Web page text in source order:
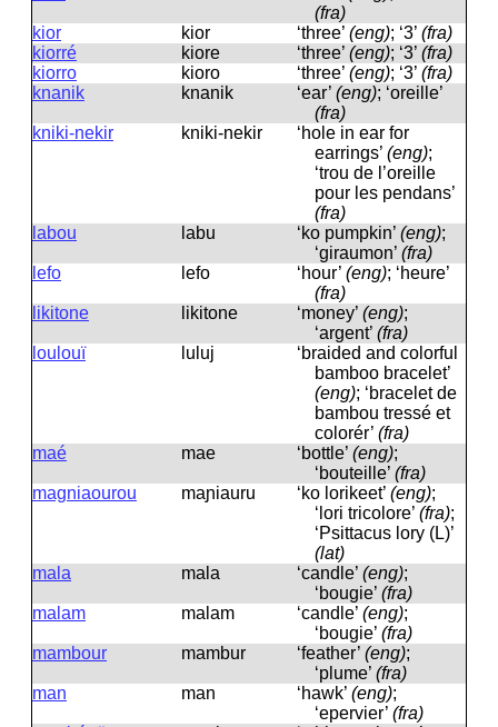
(fra)
kior
kior ‘three’ (eng); ‘3’ (fra)
kiorré
kiore ‘three’ (eng); ‘3’ (fra)
kiorro
kioro ‘three’ (eng); ‘3’ (fra)
knanik
knanik ‘ear’ (eng); ‘oreille’
(fra)
kniki-nekir
kniki-nekir
‘hole in ear for
earrings’ (eng);
‘trou de l’oreille
pour les pendans’
(fra)
labou
labu ‘ko pumpkin’ (eng);
‘giraumon’ (fra)
lefo
lefo ‘hour’ (eng); ‘heure’
(fra)
likitone
likitone ‘money’ (eng);
‘argent’ (fra)
loulouï
luluj
‘braided and colorful
bamboo bracelet’
(eng); ‘bracelet de
bambou tressé et
colorér’ (fra)
maé
mae ‘bottle’ (eng);
‘bouteille’ (fra)
magniaourou
maɲiauru ‘ko lorikeet’ (eng);
‘lori tricolore’ (fra);
‘Psittacus lory (L)’
(lat)
mala
mala ‘candle’ (eng);
‘bougie’ (fra)
malam
malam ‘candle’ (eng);
‘bougie’ (fra)
mambour
mambur ‘feather’ (eng);
‘plume’ (fra)
man
man ‘hawk’ (eng);
‘epervier’ (fra)